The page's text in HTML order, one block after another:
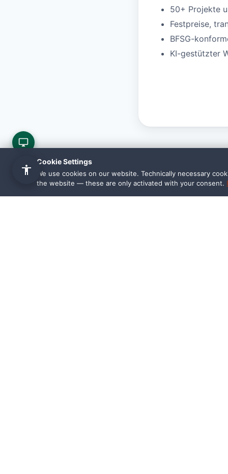
50+ Projekte
Festpreise,
BFSG-
KI-gestützter
Cookie Settings
We use cookies on our website. Technically necessary
the website — these are only activated with your consent.